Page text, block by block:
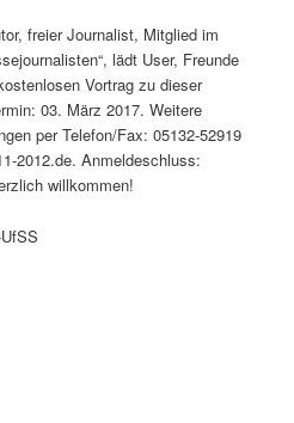
freier Journalist, Mitglied im
lädt User, Freunde
Vortrag zu dieser
03. März 2017. Weitere
per Telefon/Fax: 05132-52919
2012.de. Anmeldeschluss:
willkommen!